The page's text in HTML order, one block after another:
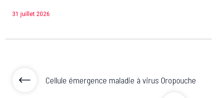
31 juillet 2026
Cellule émergence maladie à virus Oropouche